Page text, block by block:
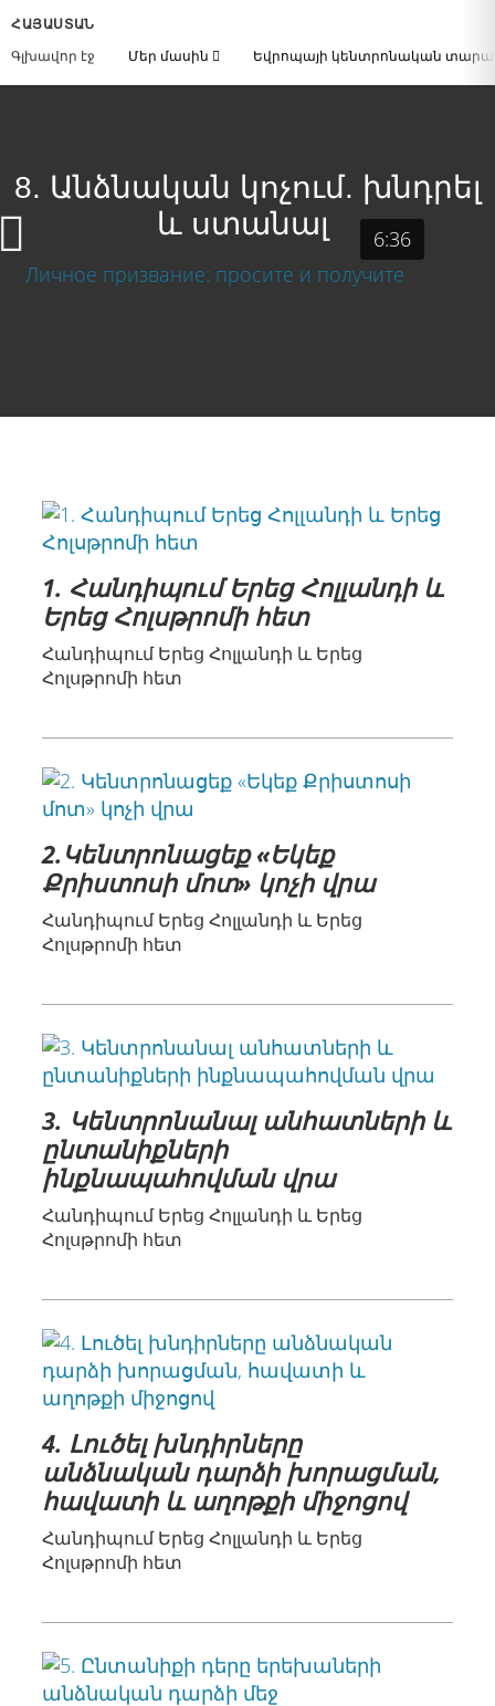
ՀԱՅԱՍՏԱՆ
Գլխավոր էջ
Մեր մասին Եվրոպայի կենտրոնական
8. Անձնական կոչում. խնդրել
և ստանալ
6:36
1. Հանդիպում Երեց Հոլլանդի և
Երեց Հոլսթրոմի հետ
Հանդիպում Երեց Հոլլանդի և Երեց
Հոլսթրոմի հետ
2.Կենտրոնացեք «Եկեք
Քրիստոսի մոտ» կոչի վրա
Հանդիպում Երեց Հոլլանդի և Երեց
Հոլսթրոմի հետ
3. Կենտրոնանալ անհատների և
ընտանիքների
ինքնապահովման վրա
Հանդիպում Երեց Հոլլանդի և Երեց
Հոլսթրոմի հետ
4. Լուծել խնդիրները
անձնական դարձի խորացման,
հավատի և աղոթքի միջոցով
Հանդիպում Երեց Հոլլանդի և Երեց
Հոլսթրոմի հետ